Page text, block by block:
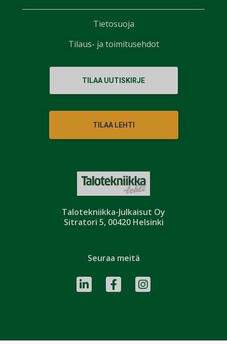
Talotekniikka-Julkaisut Oy
Sitratori 5, 00420 Helsinki
TILAA UUTISKIRJE
TILAA LEHTI
Seuraa meitä
Tietosuoja
Tilaus- ja toimitusehdot